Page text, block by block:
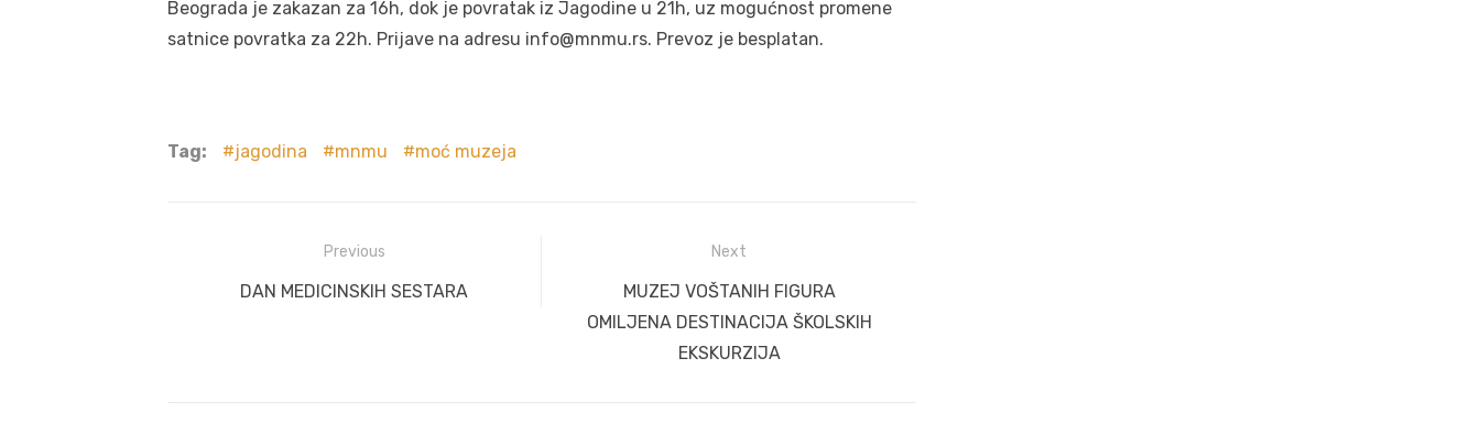
Beograda je zakazan za 16h, dok je povratak iz Jagodine u 21h, uz mogućnost promene
satnice povratka za 22h. Prijave na adresu info@mnmu.rs. Prevoz je besplatan.
Tag: jagodina mnmu moć muzeja
navigation
Previous
Previous
DAN MEDICINSKIH SESTARA
Next
post:
MUZEJ VOŠTANIH FIGURA
OMILJENA DESTINACIJA ŠKOLSKIH
EKSKURZIJA